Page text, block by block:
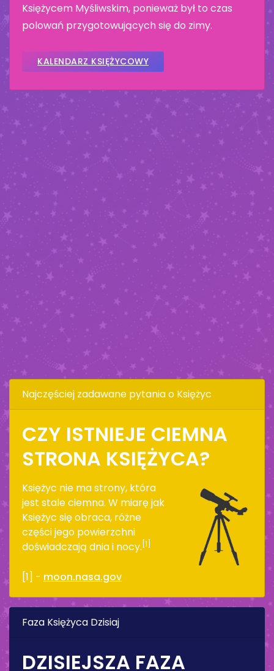
Księżycem Myśliwskim, ponieważ był to czas
polowań przygotowujących się do zimy.
KALENDARZ KSIĘŻYCOWY
Najczęściej zadawane pytania o Księżyc
CZY ISTNIEJE CIEMNA
STRONA KSIĘŻYCA?
Księżyc nie ma strony, która
jest stale ciemna. W miarę jak
Księżyc się obraca, różne
części jego powierzchni
doświadczają dnia i nocy. [1]
[1] - moon.nasa.gov
Faza Księżyca Dzisiaj
DZISIEJSZA FAZA